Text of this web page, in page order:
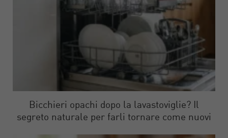
Bicchieri opachi dopo la lavastoviglie? Il
segreto naturale per farli tornare come nuovi